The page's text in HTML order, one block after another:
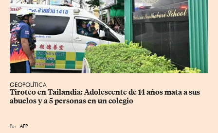
GEOPOLÍTICA
Tiroteo en Tailandia: Adolescente de 14 años mata a sus
abuelos y a 5 personas en un colegio
Por AFP